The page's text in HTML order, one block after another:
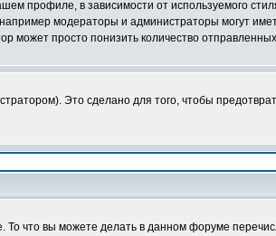
профиле, в зависимости от используемого
модераторы и администраторы могут
может просто понизить количество
Это сделано для того, чтобы
что вы можете делать в данном форуме